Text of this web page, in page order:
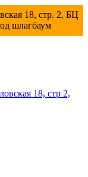
18, стр. 2, БЦ
шлагбаум
18, стр 2,